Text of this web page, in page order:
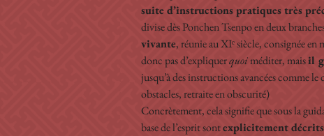
suite d’instructions pratiques très
divise dès Ponchen Tsenpo en deux
vivante, réunie au XIᵉ siècle, consignée en
donc pas d’expliquer quoi méditer, mais il
jusqu’à des instructions avancées comme
obstacles, retraite en obscurité)
Concrètement, cela signifie que sous la
base de l’esprit sont explicitement décrits